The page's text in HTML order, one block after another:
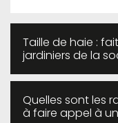
Taille de haie :
jardiniers de la
Quelles sont les
à faire appel à